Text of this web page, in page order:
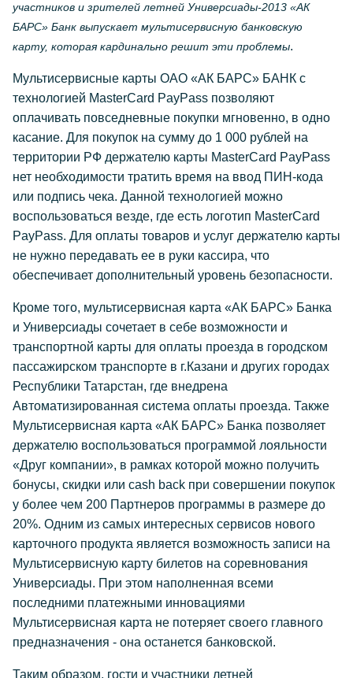
участников и зрителей летней Универсиады-2013 «АК
БАРС» Банк выпускает мультисервисную банковскую
карту, которая кардинально решит эти проблемы.
Мультисервисные карты ОАО «АК БАРС» БАНК с
технологией MasterCard PayPass позволяют
оплачивать повседневные покупки мгновенно, в одно
касание. Для покупок на сумму до 1 000 рублей на
территории РФ держателю карты MasterCard PayPass
нет необходимости тратить время на ввод ПИН-кода
или подпись чека. Данной технологией можно
воспользоваться везде, где есть логотип MasterCard
PayPass. Для оплаты товаров и услуг держателю карты
не нужно передавать ее в руки кассира, что
обеспечивает дополнительный уровень безопасности.
Кроме того, мультисервисная карта «АК БАРС» Банка
и Универсиады сочетает в себе возможности и
транспортной карты для оплаты проезда в городском
пассажирском транспорте в г.Казани и других городах
Республики Татарстан, где внедрена
Автоматизированная система оплаты проезда. Также
Мультисервисная карта «АК БАРС» Банка позволяет
держателю воспользоваться программой лояльности
«Друг компании», в рамках которой можно получить
бонусы, скидки или cash back при совершении покупок
у более чем 200 Партнеров программы в размере до
20%. Одним из самых интересных сервисов нового
карточного продукта является возможность записи на
Мультисервисную карту билетов на соревнования
Универсиады. При этом наполненная всеми
последними платежными инновациями
Мультисервисная карта не потеряет своего главного
предназначения - она останется банковской.
Таким образом, гости и участники летней